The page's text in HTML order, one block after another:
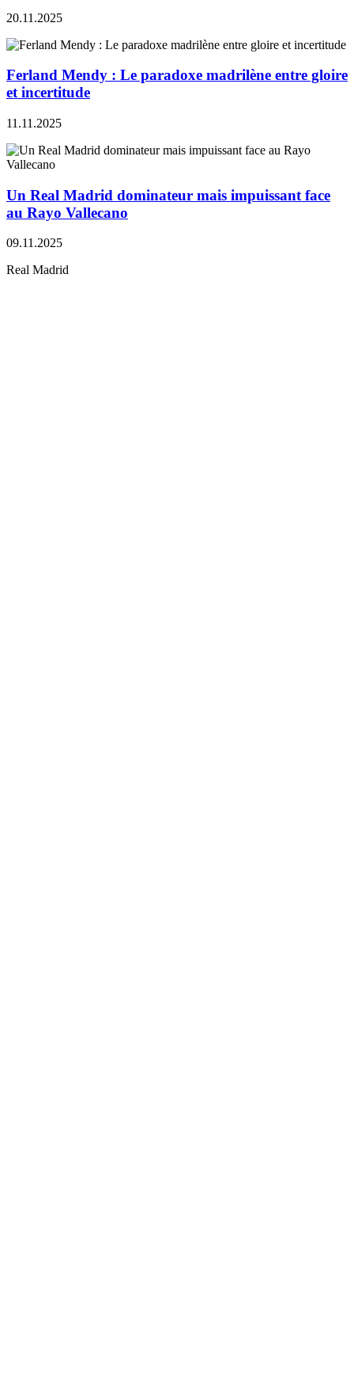
20.11.2025
Ferland Mendy : Le paradoxe madrilène entre gloire
et incertitude
11.11.2025
Un Real Madrid dominateur mais impuissant face
au Rayo Vallecano
09.11.2025
Real Madrid